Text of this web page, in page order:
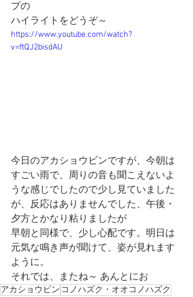
プの
ハイライトをどうぞ～
https://www.youtube.com/watch?
v=ftQJ2bisdAU
今日のアカショウビンですが、今朝は
すごい雨で、周りの音も聞こえないよ
うな感じでしたので少し見ていました
が、反応はありませんでした、午後・
夕方とかなり粘りましたが
早朝と同様で、少し心配です。明日は
元気な鳴き声が聞けて、姿が見れます
ように。
それでは、またね～ あんとにお
アカショウビン コノハズク・オオコノハズク